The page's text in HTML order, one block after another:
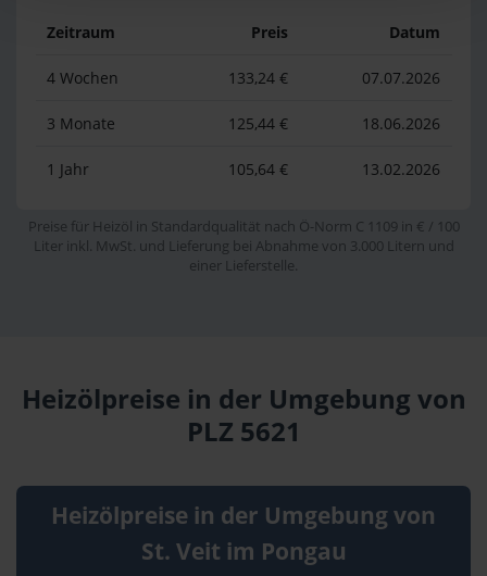
Zeitraum Preis Datum
4 Wochen 133,24 € 07.07.2026
3 Monate 125,44 € 18.06.2026
1 Jahr 105,64 € 13.02.2026
Preise für Heizöl in Standardqualität nach Ö-Norm C 1109 in € / 100
Liter inkl. MwSt. und Lieferung bei Abnahme von 3.000 Litern und
einer Lieferstelle.
Heizölpreise in der Umgebung von
PLZ 5621
Heizölpreise in der Umgebung von
St. Veit im Pongau